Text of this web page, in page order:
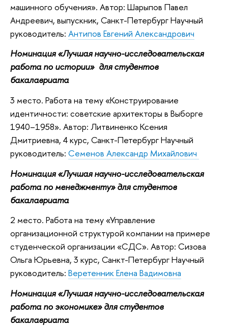
машинного обучения». Автор: Шарыпов Павел
Андреевич, выпускник, Санкт-Петербург Научный
руководитель: Антипов Евгений Александрович
Номинация «Лучшая научно-исследовательская
работа по истории» для студентов
бакалавриата
3 место. Работа на тему «Конструирование
идентичности: советские архитекторы в Выборге
1940–1958». Автор: Литвиненко Ксения
Дмитриевна, 4 курс, Санкт-Петербург Научный
руководитель: Семенов Александр Михайлович
Номинация «Лучшая научно-исследовательская
работа по менеджменту» для студентов
бакалавриата
2 место. Работа на тему «Управление
организационной структурой компании на примере
студенческой организации «СДС». Автор: Сизова
Ольга Юрьевна, 3 курс, Санкт-Петербург Научный
руководитель: Веретенник Елена Вадимовна
Номинация «Лучшая научно-исследовательская
работа по экономике» для студентов
бакалавриата